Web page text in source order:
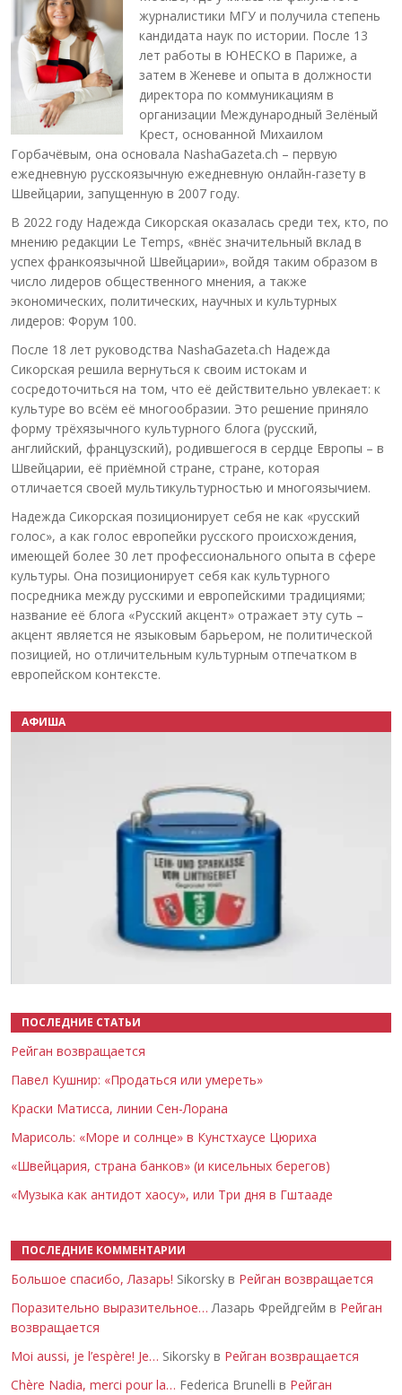
журналистики МГУ и получила степень
кандидата наук по истории. После 13
лет работы в ЮНЕСКО в Париже, а
затем в Женеве и опыта в должности
директора по коммуникациям в
организации Международный Зелёный
Крест, основанной Михаилом
Горбачёвым, она основала NashaGazeta.ch – первую
ежедневную русскоязычную ежедневную онлайн-газету в
Швейцарии, запущенную в 2007 году.
В 2022 году Надежда Сикорская оказалась среди тех, кто, по
мнению редакции Le Temps, «внёс значительный вклад в
успех франкоязычной Швейцарии», войдя таким образом в
число лидеров общественного мнения, а также
экономических, политических, научных и культурных
лидеров: Форум 100.
После 18 лет руководства NashaGazeta.ch Надежда
Сикорская решила вернуться к своим истокам и
сосредоточиться на том, что её действительно увлекает: к
культуре во всём её многообразии. Это решение приняло
форму трёхязычного культурного блога (русский,
английский, французский), родившегося в сердце Европы – в
Швейцарии, её приёмной стране, стране, которая
отличается своей мультикультурностью и многоязычием.
Надежда Сикорская позиционирует себя не как «русский
голос», а как голос европейки русского происхождения,
имеющей более 30 лет профессионального опыта в сфере
культуры. Она позиционирует себя как культурного
посредника между русскими и европейскими традициями;
название её блога «Русский акцент» отражает эту суть –
акцент является не языковым барьером, не политической
позицией, но отличительным культурным отпечатком в
европейском контексте.
АФИША
ПОСЛЕДНИЕ СТАТЬИ
Рейган возвращается
Павел Кушнир: «Продаться или умереть»
Краски Матисса, линии Сен-Лорана
Марисоль: «Море и солнце» в Кунстхаусе Цюриха
«Швейцария, страна банков» (и кисельных берегов)
«Музыка как антидот хаосу», или Три дня в Гштааде
ПОСЛЕДНИЕ КОММЕНТАРИИ
Большое спасибо, Лазарь! Sikorsky в Рейган возвращается
Поразительно выразительное… Лазарь Фрейдгейм в Рейган
возвращается
Moi aussi, je l’espère! Je… Sikorsky в Рейган возвращается
Chère Nadia, merci pour la… Federica Brunelli в Рейган